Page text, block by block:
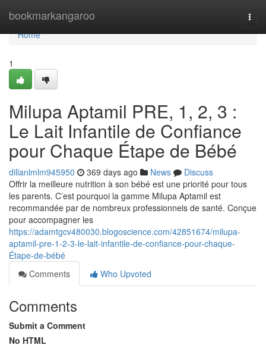
bookmarkangaroo
Home
Home
1
Milupa Aptamil PRE, 1, 2, 3 :
Le Lait Infantile de Confiance
pour Chaque Étape de Bébé
dillanlmlm945950 369 days ago News
Discuss
Offrir la meilleure nutrition à son bébé est une priorité pour tous
les parents. C’est pourquoi la gamme Milupa Aptamil est
recommandée par de nombreux professionnels de santé. Conçue
pour accompagner les
https://adamtgcv480030.blogoscience.com/42851674/milupa-
aptamil-pre-1-2-3-le-lait-infantile-de-confiance-pour-chaque-
Étape-de-bébé
Comments
Who Upvoted
Comments
Submit a Comment
No HTML